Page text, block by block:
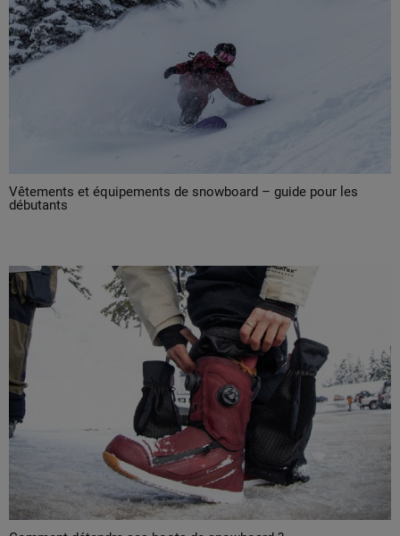
Vêtements et équipements de snowboard – guide pour les
débutants